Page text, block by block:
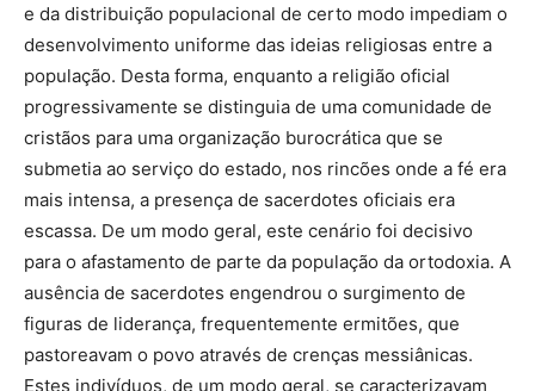
e da distribuição populacional de certo modo impediam o
desenvolvimento uniforme das ideias religiosas entre a
população. Desta forma, enquanto a religião oficial
progressivamente se distinguia de uma comunidade de
cristãos para uma organização burocrática que se
submetia ao serviço do estado, nos rincões onde a fé era
mais intensa, a presença de sacerdotes oficiais era
escassa. De um modo geral, este cenário foi decisivo
para o afastamento de parte da população da ortodoxia. A
ausência de sacerdotes engendrou o surgimento de
figuras de liderança, frequentemente ermitões, que
pastoreavam o povo através de crenças messiânicas.
Estes indivíduos, de um modo geral, se caracterizavam